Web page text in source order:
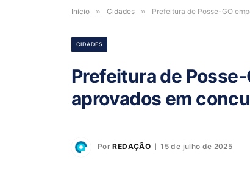
Início » Cidades » Prefeitura de Posse-GO
CIDADES
Prefeitura de
aprovados em
Por REDAÇÃO 15 de julho de 2025